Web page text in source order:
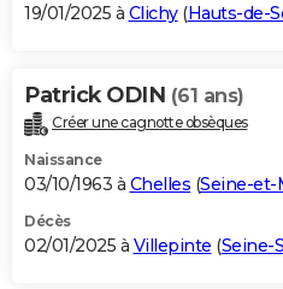
19/01/2025 à Clichy(Hauts-de-
Patrick ODIN (61 ans)
Créer une cagnotte obsèques
Naissance
03/10/1963 à Chelles (Seine-et-
Décès
02/01/2025 à Villepinte (Seine-